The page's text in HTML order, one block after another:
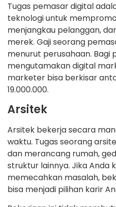
Tugas pemasar digital
teknologi untuk
menjangkau pelanggan,
merek. Gaji seorang
menurut perusahaan. Bagi
mengutamakan digital
marketer bisa berkisar
19.000.000.
Arsitek
Arsitek bekerja secara
waktu. Tugas seorang
dan merancang rumah,
struktur lainnya. Jika Anda
memecahkan masalah,
bisa menjadi pilihan karir